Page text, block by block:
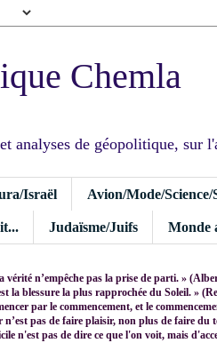
Chemla
analyses de géopolitique, sur
Israël Avion/Mode/
Judaïsme/Juifs Monde
vérité n’empêche pas la prise de parti. »
la blessure la plus rapprochée du Soleil. »
par le commencement, et le
n’est pas de faire plaisir, non plus de faire
n'est pas de dire ce que l'on voit, mais